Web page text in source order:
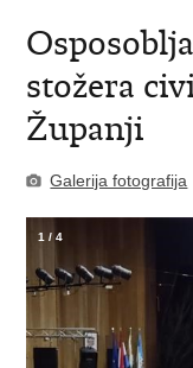
stožera
Županji
Galerija fotografija
1 /4